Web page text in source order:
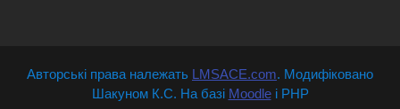
Авторські права належать LMSACE.com. Модифіковано
Шакуном К.С. На базі Moodleі PHP